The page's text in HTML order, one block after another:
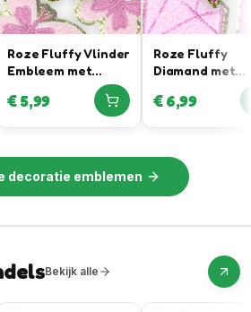
Roze Fluffy Vlinder
Embleem met
€5,99
Roze Fluffy
Diamand met
€6,99
decoratie emblemen
Bekijk alle